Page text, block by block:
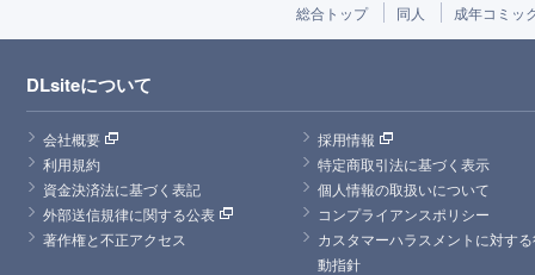
総合トップ 同人 成年コミッ
DLsiteについて
会社概要
採用情報
利用規約
特定商取引法に基づく表示
資金決済法に基づく表記
個人情報の取扱いについて
外部送信規律に関する公表
コンプライアンスポリシー
著作権と不正アクセス
カスタマーハラスメントに対す
動指針